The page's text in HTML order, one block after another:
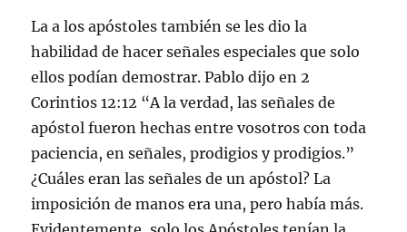
La a los apóstoles también se les dio la
habilidad de hacer señales especiales que solo
ellos podían demostrar. Pablo dijo en 2
Corintios 12:12 “A la verdad, las señales de
apóstol fueron hechas entre vosotros con toda
paciencia, en señales, prodigios y prodigios.”
¿Cuáles eran las señales de un apóstol? La
imposición de manos era una, pero había más.